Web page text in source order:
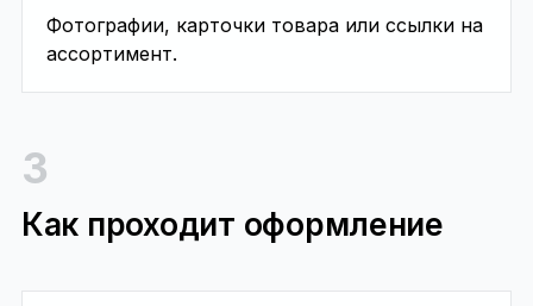
Фотографии, карточки товара или ссылки на
ассортимент.
3
Как проходит оформление